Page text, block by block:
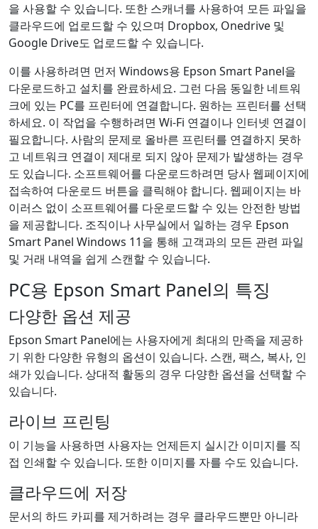
을 사용할 수 있습니다. 또한 스캐너를 사용하여 모든 파일을
클라우드에 업로드할 수 있으며 Dropbox, Onedrive 및
Google Drive도 업로드할 수 있습니다.
이를 사용하려면 먼저 Windows용 Epson Smart Panel을
다운로드하고 설치를 완료하세요. 그런 다음 동일한 네트워
크에 있는 PC를 프린터에 연결합니다. 원하는 프린터를 선택
하세요. 이 작업을 수행하려면 Wi-Fi 연결이나 인터넷 연결이
필요합니다. 사람의 문제로 올바른 프린터를 연결하지 못하
고 네트워크 연결이 제대로 되지 않아 문제가 발생하는 경우
도 있습니다. 소프트웨어를 다운로드하려면 당사 웹페이지에
접속하여 다운로드 버튼을 클릭해야 합니다. 웹페이지는 바
이러스 없이 소프트웨어를 다운로드할 수 있는 안전한 방법
을 제공합니다. 조직이나 사무실에서 일하는 경우 Epson
Smart Panel Windows 11을 통해 고객과의 모든 관련 파일
및 거래 내역을 쉽게 스캔할 수 있습니다.
PC용 Epson Smart Panel의 특징
다양한 옵션 제공
Epson Smart Panel에는 사용자에게 최대의 만족을 제공하
기 위한 다양한 유형의 옵션이 있습니다. 스캔, 팩스, 복사, 인
쇄가 있습니다. 상대적 활동의 경우 다양한 옵션을 선택할 수
있습니다.
라이브 프린팅
이 기능을 사용하면 사용자는 언제든지 실시간 이미지를 직
접 인쇄할 수 있습니다. 또한 이미지를 자를 수도 있습니다.
클라우드에 저장
문서의 하드 카피를 제거하려는 경우 클라우드뿐만 아니라